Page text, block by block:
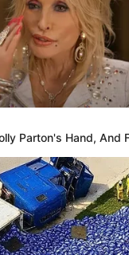
-
Parton's Hand, And